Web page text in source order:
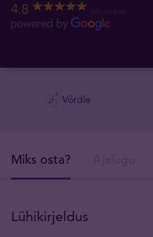
4.8
Võrdle
Miks osta?
Lühikirjeldus